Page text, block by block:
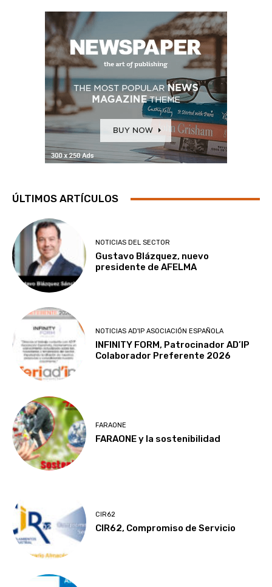
ÚLTIMOS ARTÍCULOS
NOTICIAS DEL SECTOR
Gustavo Blázquez, nuevo
presidente de AFELMA
NOTICIAS AD'IP ASOCIACIÓN ESPAÑOLA
INFINITY FORM, Patrocinador AD’IP
Colaborador Preferente 2026
FARAONE
FARAONE y la sostenibilidad
CIR62
CIR62, Compromiso de Servicio